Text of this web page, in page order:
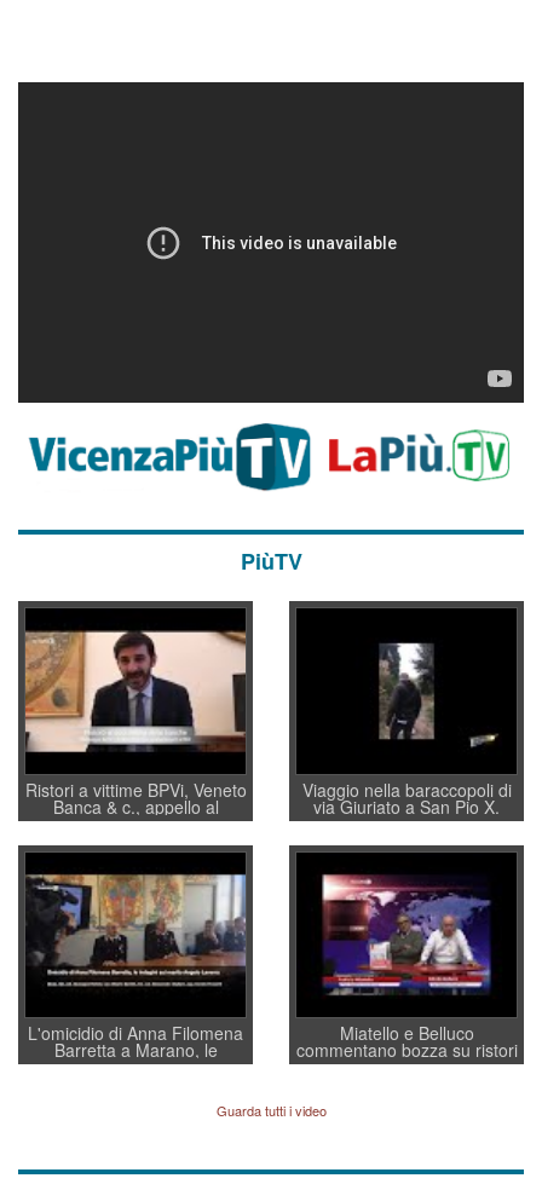
PiùTV
Ristori a vittime BPVi, Veneto
Banca & c., appello al
sottosegretario Alessio
Villarosa: per mettere ordine
convochi con Di Maio CNCU
a supporto della cabina di
regia al Mef
Viaggio nella baraccopoli di
via Giuriato a San Pio X.
Vicenza ai Vicentini: “faremo
un regalo di Natale ai
residenti”
L'omicidio di Anna Filomena
Barretta a Marano, le
indagini dei carabinieri di
Lavarra: più avvincenti di
quelle di... Barbara D'Urso
Miatello e Belluco
commentano bozza su ristori
BPVi e Veneto Banca
Guarda tutti i video